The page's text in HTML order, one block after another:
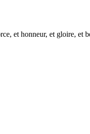
et honneur, et gloire, et